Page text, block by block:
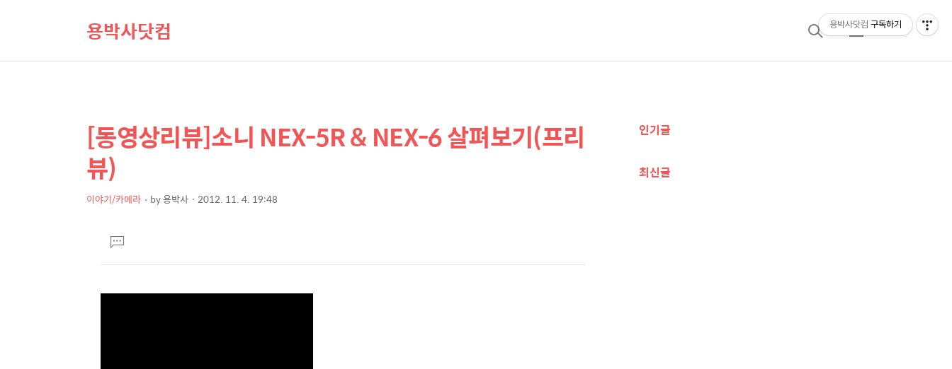
용박사닷컴
검
메
상
세
컨
텐
본
문
제
목
[동영상리뷰]소니 NEX-5R & NEX-6 살펴보기(프리
뷰)
이야기/카메라 by용박사 2012. 11. 4. 19:48
댓
글
추
정
인기글
최신글
용박사닷컴 구독하기